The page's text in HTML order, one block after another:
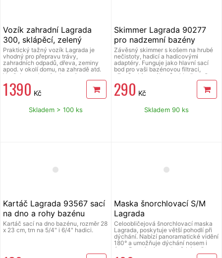
Vozík zahradní Lagrada
300, sklápěcí, zelený
Praktický tažný vozík Lagrada je
vhodný pro přepravu trávy,
zahradních odpadů, dřeva, zeminy
apod. v okolí domu, na zahradě atd.
Vozík Lagrada má robustní a pevnou
konstrukci, řiditelná přední náprava
usnadňuje manipulaci, max. nosnost
300 kg a max. zatížení při sklápění
plastu o objemu 75 l, 4 kola o průměru
25,4 cm s nafukovacími
1 390 Kč
Skladem > 100 ks
Skimmer Lagrada 90277
pro nadzemní bazény
Závěsný skimmer s košem na hrubé
nečistoty, hadicí a hadicovými
adaptéry. Funguje jako hlavní sací
bod pro vaši bazénovou filtraci,
přizpůsobí se výkyvům hladiny až o
10 cm. Veškerá voda v bazénu proudí
přes něj, čímž dochází k jejímu čištění
a zároveň k efektivnímu sběru
snadno přizpůsobíte stavu vody.
Vhodný pro bazény s pevnou
290 Kč
Skladem 90 ks
Kartáč Lagrada 93567 sací
na dno a rohy bazénu
Kartáč sací na dno bazénu, rozměr 28
x 23 cm, trn na 5/4" i 6/4" hadici.
Maska šnorchlovací S/M
Lagrada
Celoobličejová šnorchlovací maska
Lagrada, poskytuje větší pohodlí při
dýchání. Nabízí panoramatické vidění
180° a umožňuje dýchání nosem i
ústy. Poznávejte podmořský svět s
maskou, ve které můžete dýchat